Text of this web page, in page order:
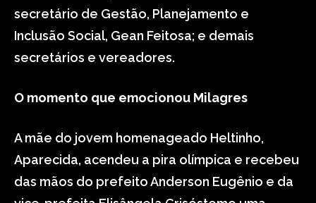
secretário de Gestão, Planejamento e
Inclusão Social, Gean Feitosa; e demais
secretários e vereadores.
O momento que emocionou Milagres
A mãe do jovem homenageado Heltinho,
Aparecida, acendeu a pira olímpica e recebeu
das mãos do prefeito Anderson Eugênio e da